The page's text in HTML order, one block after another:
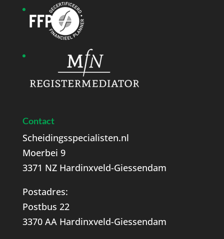
Contact
Scheidingsspecialisten.nl
Moerbei 9
3371 NZ Hardinxveld-Giessendam
Postadres:
Postbus 22
3370 AA Hardinxveld-Giessendam